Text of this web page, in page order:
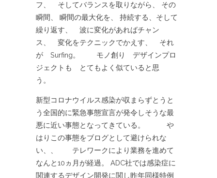
フ、 そしてバランスを取りながら、 その
瞬間、 瞬間の最大化を、 持続する、そして
繰り返す、 波に変化があればチャン
ス、 変化をテクニックでかえす、 それ
が Surfing。 モノ創り デザインプロ
ジェクトも とてもよく似ていると思
う。
新型コロナウイルス感染が収まらずとうと
う全国的に緊急事態宣言が発令しそうな最
悪に近い事態となってきている。 や
はりこの事態をブログとして避けられな
い、、 テレワークにより業務を進めて
なんと10ヵ月が経過。 ADC社では感染症に
関連するデザイン開発に関し昨年同様特例